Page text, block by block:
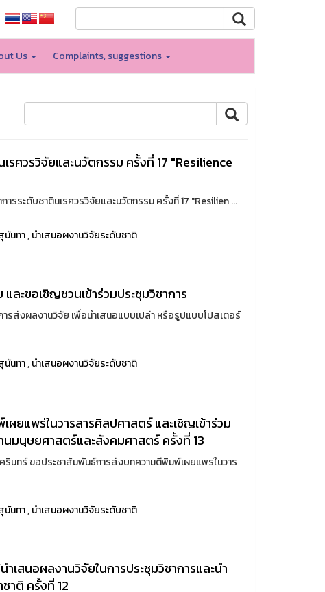
Us Complaints, suggestions
รศวรวิจัยและนวัตกรรม ครั้งที่ 17 "Resilience
ารระดับชาตินเรศวรวิจัยและนวัตกรรม ครั้งที่ 17 "Resilien ...
นันทา,นำเสนอผงานวิจัยระดับชาติ
ละขอเชิญชวนเข้าร่วมประชุมวิชาการ
ารส่งผลงานวิจัย เพื่อนำเสนอแบบเปล่า หรือรูปแบบโปสเตอร์
นันทา,นำเสนอผงานวิจัยระดับชาติ
ยแพร่ในวารสารศิลปศาสตร์ และเชิญเข้าร่วม
นมนุษยศาสตร์และสังคมศาสตร์ ครั้งที่ 13
นทร์ ขอประชาสัมพันธ์การส่งบทความตีพิมพ์เผยแพร่ในวาร
นันทา,นำเสนอผงานวิจัยระดับชาติ
เสนอผลงานวิจัยในการประชุมวิชาการและนำ
าติ ครั้งที่ 12